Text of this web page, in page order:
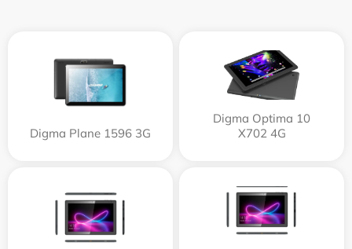
Digma Plane 1596 3G
Digma Optima 10
X702 4G